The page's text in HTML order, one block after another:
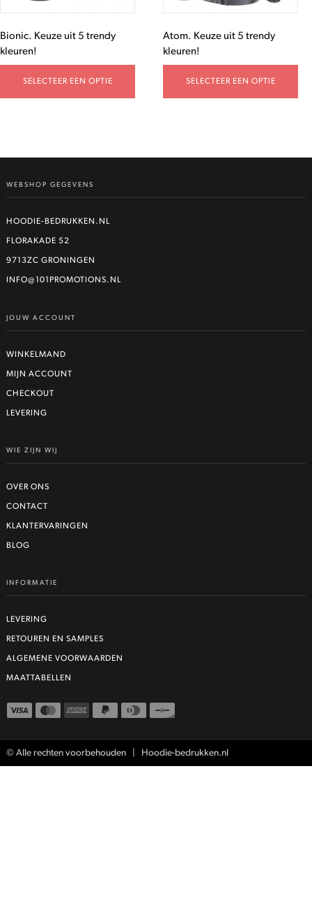
Bionic. Keuze uit 5 trendy
kleuren!
SELECTEER EEN OPTIE
Atom. Keuze uit 5 trendy
kleuren!
SELECTEER EEN OPTIE
WEBSHOP GEGEVENS
HOODIE-BEDRUKKEN.NL
FLORAKADE 52
9713ZC GRONINGEN
INFO@101PROMOTIONS.NL
JOUW ACCOUNT
WINKELMAND
MIJN ACCOUNT
CHECKOUT
LEVERING
WIE ZIJN WIJ
OVER ONS
CONTACT
KLANTERVARINGEN
BLOG
INFORMATIE
LEVERING
RETOUREN EN SAMPLES
ALGEMENE VOORWAARDEN
MAATTABELLEN
© Alle rechten voorbehouden | Hoodie-bedrukken.nl